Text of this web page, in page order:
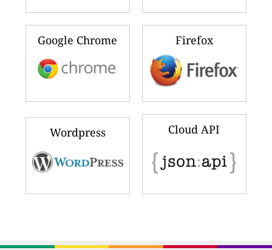
Google Chrome Firefox
Wordpress Cloud API